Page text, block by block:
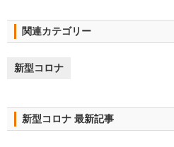
関連カテゴリー
新型コロナ
新型コロナ 最新記事